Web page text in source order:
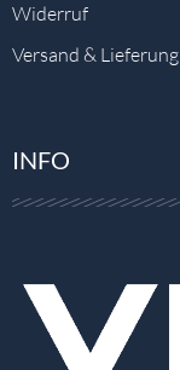
Widerruf
Versand & Lieferung
INFO